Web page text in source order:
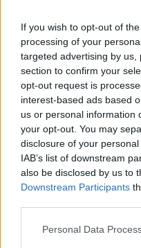
If you wish to opt-out of
processing of your
targeted advertising by
section to confirm your
opt-out request is
interest-based ads based
us or personal information
your opt-out. You may
disclosure of your
IAB’s list of downstream
also be disclosed by us to
Downstream Participants
Please note that this
Personal Data
Guardando al futuro,
immobiliare di lusso a
Con l’atteso ritorno
prevede un aumento
parte di acquirenti
stranieri attratti dalla
Le politiche fiscali
urbano contribuiranno
crescita.
In sintesi, Milano si
d’affari strategica per